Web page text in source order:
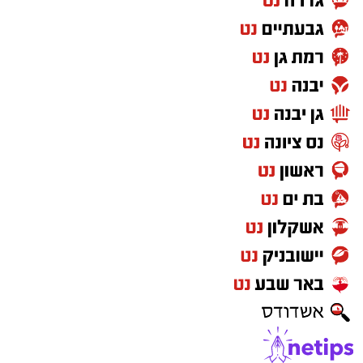
מחממים מחבת עם שמן הזית והחמאה.
מטגנים את הבצל במשך כ-2 דקות.
דקות, עד שהן מתרככות אך נשארות מעט
בקערה טורפים את הביצים עם המלח,
הפלפל, הפפריקה והכורכום.
מוסיפים את עשבי התיבול ואת הגבינה (אם
משתמשים) ומערבבים.
יוצקים את תערובת הביצים למחבת מעל
הפלפלים.
דקות.
מקפלים את החביתה ומגישים חמה.